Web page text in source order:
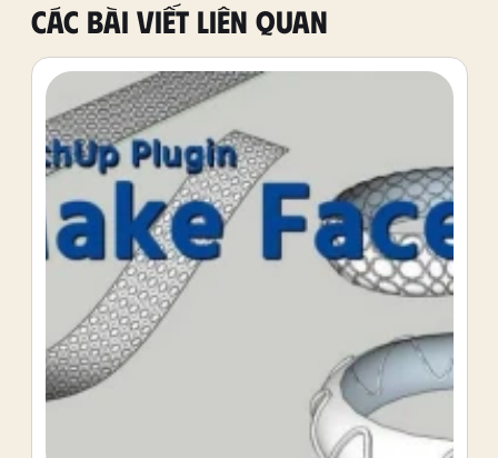
Các bài viết liên quan